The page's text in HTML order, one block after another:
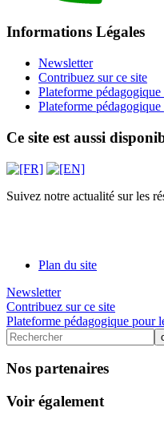
Informations Légales
Newsletter
Contribuez sur ce site
Plateforme
Plateforme
Ce site est aussi
Suivez notre actualité sur les
Plan du site
Newsletter
Contribuez sur ce site
Plateforme pédagogique pour
Nos partenaires
Voir également